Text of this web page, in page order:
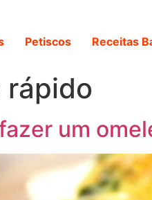
Petiscos Receitas
rápido
um